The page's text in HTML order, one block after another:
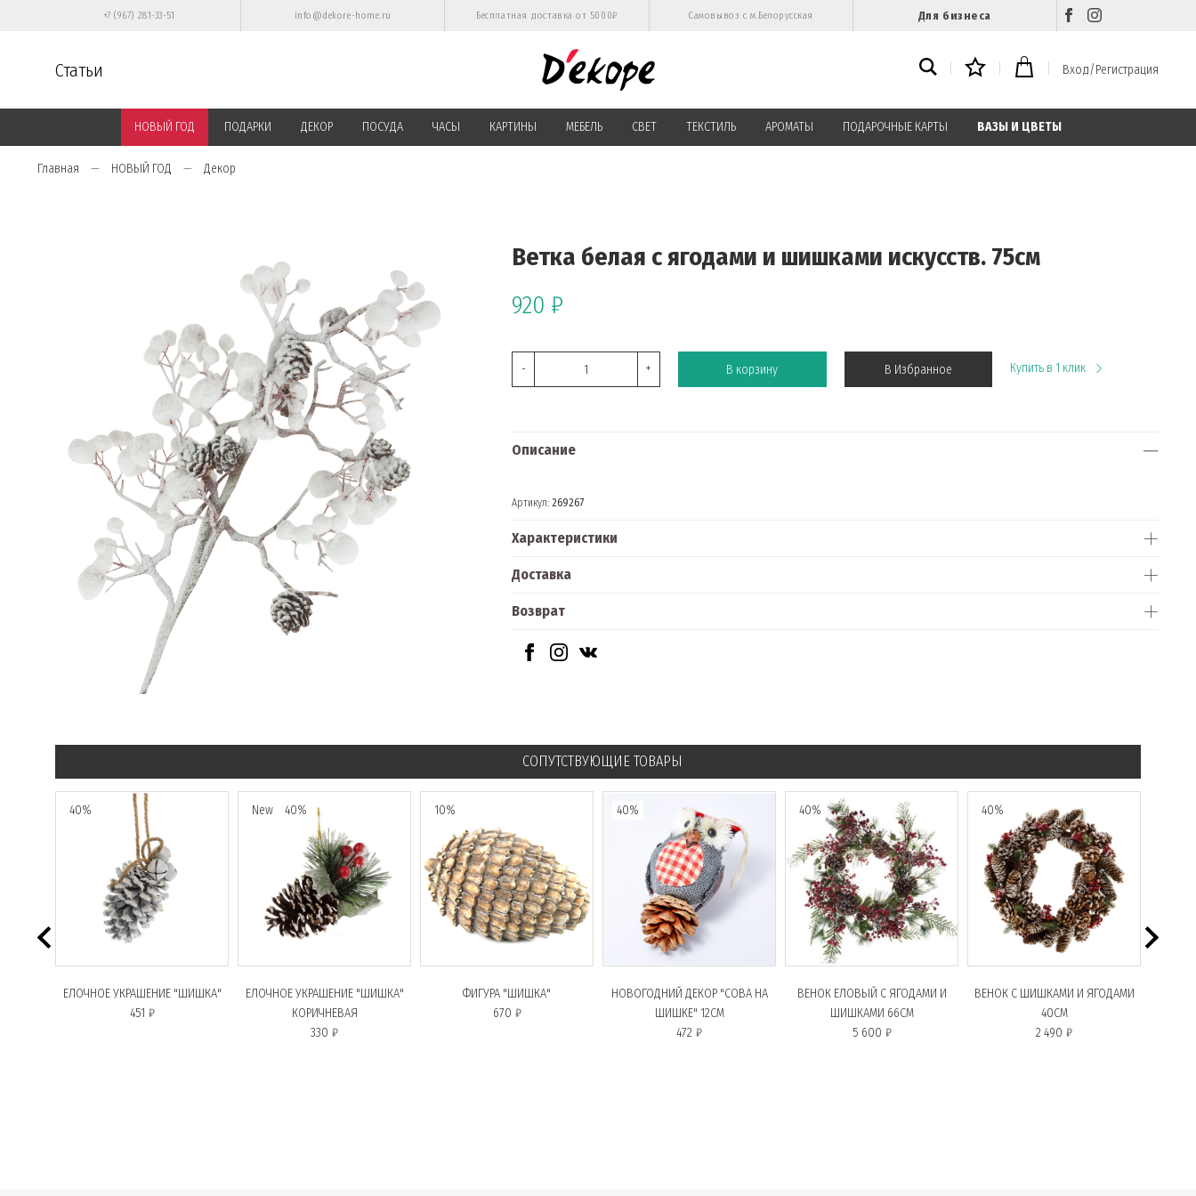
+7 (967) 281-33-51 info@dekore-home.ru Бесплатная доставка от 5000₽ Самовывоз с м.Белорусская Для бизнеса
Статьи Вход/Регистрация
НОВЫЙ ГОД ПОДАРКИ ДЕКОР ПОСУДА ЧАСЫ КАРТИНЫ МЕБЕЛЬ СВЕТ ТЕКСТИЛЬ АРОМАТЫ ПОДАРОЧНЫЕ КАРТЫ ВАЗЫ И ЦВЕТЫ
Главная НОВЫЙ ГОД Декор
Ветка белая с ягодами и шишками искусств. 75см
920 ₽
- + В корзину В Избранное Купить в 1 клик
Описание
Артикул:269267
Характеристики
Доставка
Возврат
СОПУТСТВУЮЩИЕ ТОВАРЫ
40%
ЕЛОЧНОЕ УКРАШЕНИЕ "ШИШКА"
451 ₽
New 40%
ЕЛОЧНОЕ УКРАШЕНИЕ "ШИШКА"
КОРИЧНЕВАЯ
330 ₽
10%
ФИГУРА "ШИШКА"
670 ₽
40%
НОВОГОДНИЙ ДЕКОР "СОВА НА
ШИШКЕ" 12СМ
472 ₽
40%
ВЕНОК ЕЛОВЫЙ С ЯГОДАМИ И
ШИШКАМИ 66СМ
5 600 ₽
40%
ВЕНОК С ШИШКАМИ И ЯГОДАМИ
40СМ
2 490 ₽